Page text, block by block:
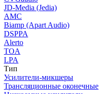
JD-Media (Jedia)
AMC
Biamp (Apart Audio)
DSPPA
Alerto
TOA
LPA
Тип
Усилители-микшеры
Трансляционные оконечные